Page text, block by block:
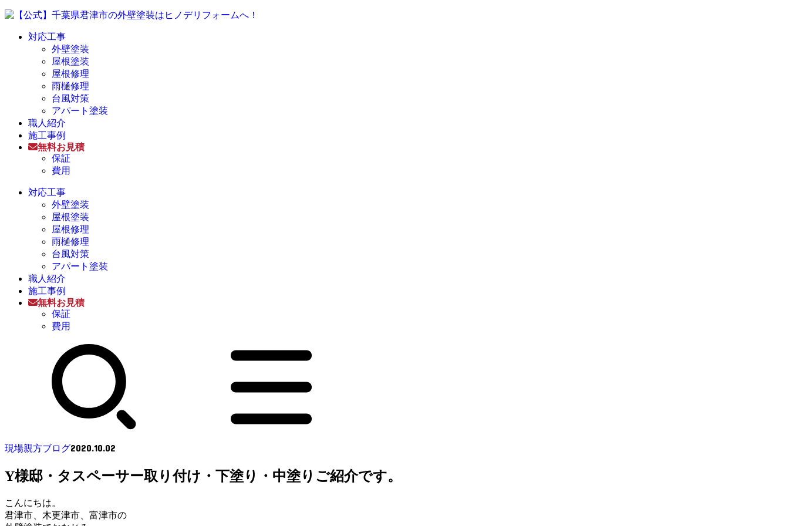
対応工事
外壁塗装
屋根塗装
屋根修理
雨樋修理
台風対策
アパート塗装
職人紹介
施工事例
無料お見積
保証
費用
対応工事
外壁塗装
屋根塗装
屋根修理
雨樋修理
台風対策
アパート塗装
職人紹介
施工事例
無料お見積
保証
費用
現場親方ブログ2020.10.02
Y様邸・タスペーサー取り付け・下塗り・中塗りご紹介です。
こんにちは。
君津市、木更津市、富津市の